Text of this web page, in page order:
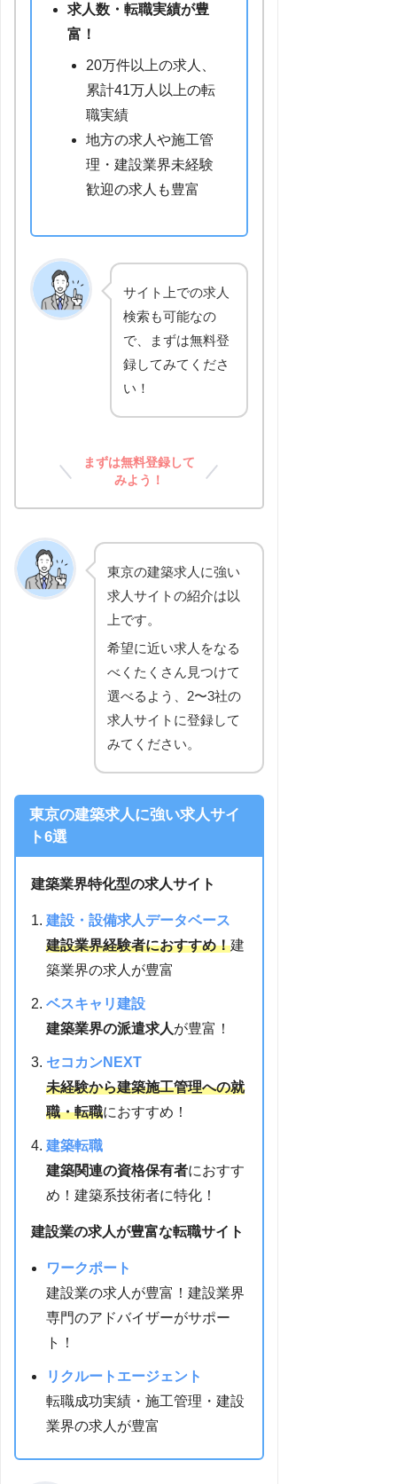
求人数・転職実績が豊
富！
20万件以上の求人、
累計41万人以上の転
職実績
地方の求人や施工管
理・建設業界未経験
歓迎の求人も豊富
サイト上での求人
検索も可能なの
で、まずは無料登
録してみてくださ
い！
まずは無料登録して
みよう！
東京の建築求人に強い
求人サイトの紹介は以
上です。
希望に近い求人をなる
べくたくさん見つけて
選べるよう、2〜3社の
求人サイトに登録して
みてください。
東京の建築求人に強い求人サイ
ト6選
建築業界特化型の求人サイト
建設・設備求人データベース
建設業界経験者におすすめ！建
築業界の求人が豊富
ベスキャリ建設
建築業界の派遣求人が豊富！
セコカンNEXT
未経験から建築施工管理への就
職・転職におすすめ！
建築転職
建築関連の資格保有者におすす
め！建築系技術者に特化！
建設業の求人が豊富な転職サイト
ワークポート
建設業の求人が豊富！建設業界
専門のアドバイザーがサポー
ト！
リクルートエージェント
転職成功実績・施工管理・建設
業界の求人が豊富